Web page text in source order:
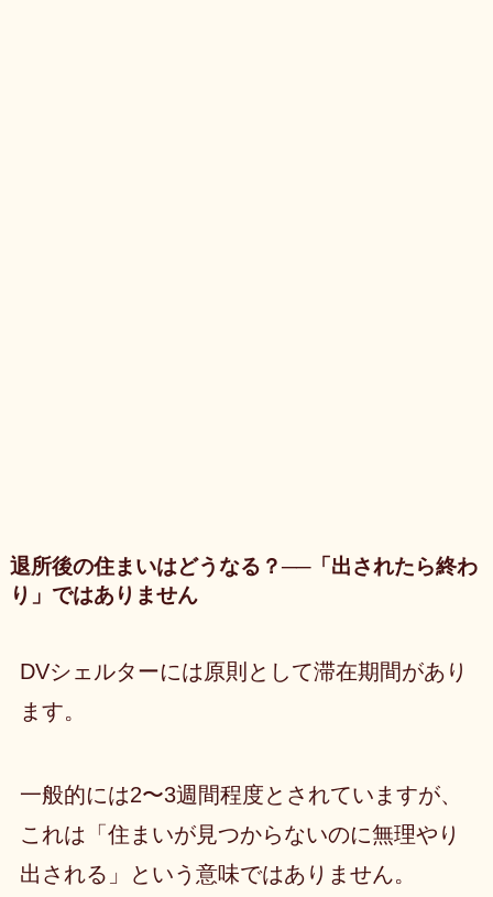
退所後の住まいはどうなる？──「出されたら終わ
り」ではありません
DVシェルターには原則として滞在期間があり
ます。
一般的には2〜3週間程度とされていますが、
これは「住まいが見つからないのに無理やり
出される」という意味ではありません。